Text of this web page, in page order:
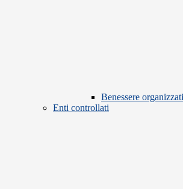
Benessere
Enti controllati